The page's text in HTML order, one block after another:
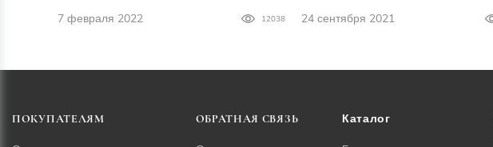
7 февраля 2022 12038 24 сентября 2021
ПОКУПАТЕЛЯМ ОБРАТНАЯ СВЯЗЬ Каталог